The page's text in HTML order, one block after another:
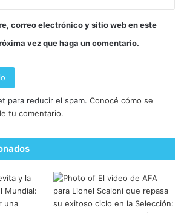
correo electrónico y sitio web en este
vez que haga un comentario.
para reducir el spam. Conocé cómo se
tu comentario.